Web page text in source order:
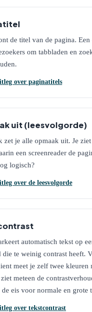
de titel van de pagina.
om tabbladen en
over paginatitels
uit (leesvolgorde)
zet je alle opmaak uit. Je
een screenreader de
logisch?
over de leesvolgorde
automatisch tekst op
die te weinig contrast heeft.
meet je zelf twee kleuren
meteen de
eis voor normale en grote
over tekstcontrast